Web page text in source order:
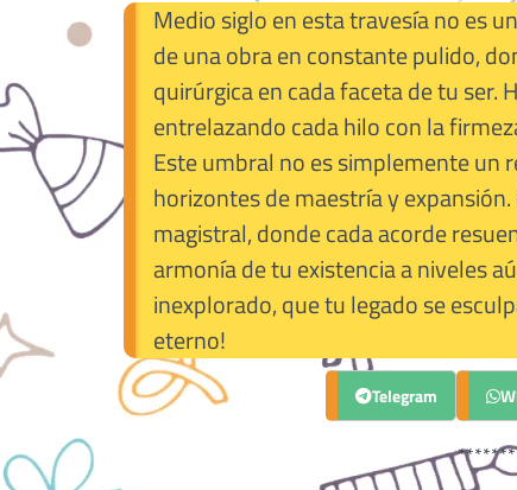
Medio siglo en esta travesía no es
de una obra en constante pulido,
quirúrgica en cada faceta de tu ser.
entrelazando cada hilo con la
Este umbral no es simplemente un
horizontes de maestría y
magistral, donde cada acorde
armonía de tu existencia a niveles
inexplorado, que tu legado se
eterno!
Telegram